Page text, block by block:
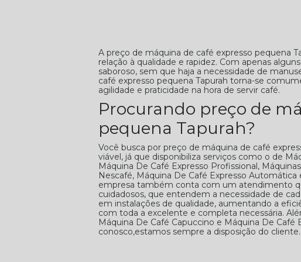
A preço de máquina de café expresso pequena
relação à qualidade e rapidez. Com apenas
saboroso, sem que haja a necessidade de
café expresso pequena Tapurah torna-se
agilidade e praticidade na hora de servir café.
Procurando preço de
pequena Tapurah?
Você busca por preço de máquina de café
viável, já que disponibiliza serviços como o de
Máquina De Café Expresso Profissional,
Nescafé, Máquina De Café Expresso
empresa também conta com um atendimento
cuidadosos, que entendem a necessidade de
em instalações de qualidade, aumentando a
com toda a excelente e completa necessária.
Máquina De Café Capuccino e Máquina De
conosco,estamos sempre a disposição do cliente.